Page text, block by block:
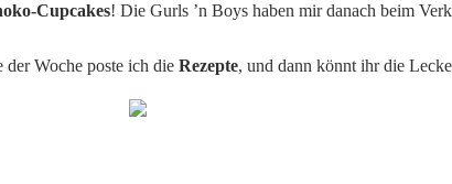
Cupcakes! Die Gurls ’n Boys haben mir danach beim
der Woche poste ich die Rezepte, und dann könnt ihr die